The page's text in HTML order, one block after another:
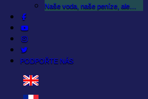
Naše voda, naše peníze, ale…
PODPOŘTE NÁS